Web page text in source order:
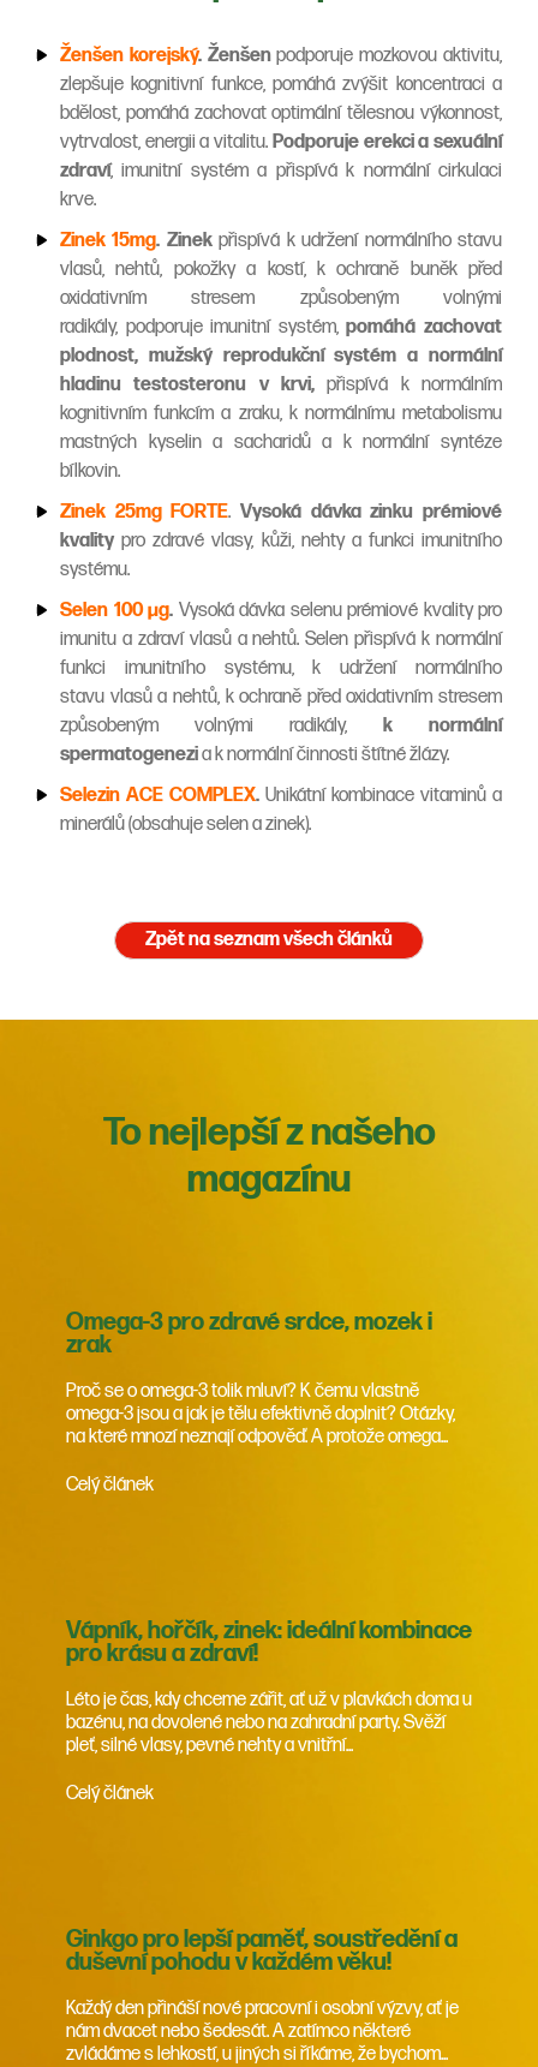
Ženšen korejský. Ženšenpodporuje mozkovou aktivitu,
zlepšuje kognitivní funkce, pomáhá zvýšit koncentraci a
bdělost, pomáhá zachovat optimální tělesnou výkonnost,
vytrvalost, energii a vitalitu. Podporuje erekci a sexuální
zdraví, imunitní systém a přispívá k normální cirkulaci
krve.
Zinek 15mg. Zinekpřispívá k udržení normálního stavu
vlasů, nehtů, pokožky a kostí, k ochraně buněk před
oxidativním stresem způsobeným volnými
radikály, podporuje imunitní systém,pomáhá zachovat
plodnost, mužský reprodukční systém a normální
hladinu testosteronu v krvi,přispívá k normálním
kognitivním funkcím a zraku, k normálnímu metabolismu
mastných kyselin a sacharidů a k normální syntéze
bílkovin.
Zinek 25mg FORTE.Vysoká dávka zinku prémiové
kvality pro zdravé vlasy, kůži, nehty a funkci imunitního
systému.
Selen 100 µg. Vysoká dávka selenu prémiové kvality pro
imunitu a zdraví vlasů a nehtů. Selen přispívá k normální
funkci imunitního systému, k udržení normálního
stavu vlasů a nehtů, k ochraně před oxidativním stresem
způsobeným volnými radikály, k normální
spermatogenezia k normální činnosti štítné žlázy.
Selezin ACE COMPLEX. Unikátní kombinace vitaminů a
minerálů (obsahuje selen a zinek).
Zpět na seznam všech článků
To nejlepší z našeho
magazínu
Omega-3 pro zdravé srdce, mozek i
zrak
Proč se o omega-3 tolik mluví? K čemu vlastně
omega-3 jsou a jak je tělu efektivně doplnit? Otázky,
na které mnozí neznají odpověď. A protože omega...
Celý článek
Vápník, hořčík, zinek: ideální kombinace
pro krásu a zdraví!
Léto je čas, kdy chceme zářit, ať už v plavkách doma u
bazénu, na dovolené nebo na zahradní party. Svěží
pleť, silné vlasy, pevné nehty a vnitřní...
Celý článek
Ginkgo pro lepší paměť, soustředění a
duševní pohodu v každém věku!
Každý den přináší nové pracovní i osobní výzvy, ať je
nám dvacet nebo šedesát. A zatímco některé
zvládáme s lehkostí, u jiných si říkáme, že bychom...